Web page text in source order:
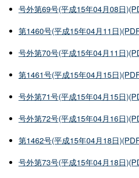
号外第69号(平成15年04月08日
第1460号(平成15年04月11日
号外第70号(平成15年04月11日
第1461号(平成15年04月15日
号外第71号(平成15年04月15日
号外第72号(平成15年04月16日
第1462号(平成15年04月18日
号外第73号(平成15年04月18日